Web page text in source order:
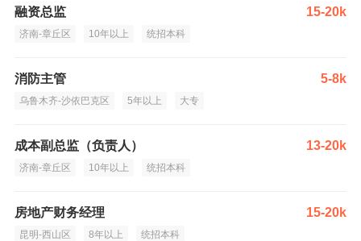
融资总监 15-20k
济南-章丘区 10年以上 统招本科
消防主管 5-8k
乌鲁木齐-沙依巴克区 5年以上 大专
成本副总监（负责人） 13-20k
济南-章丘区 10年以上 统招本科
房地产财务经理 15-20k
昆明-西山区 8年以上 统招本科